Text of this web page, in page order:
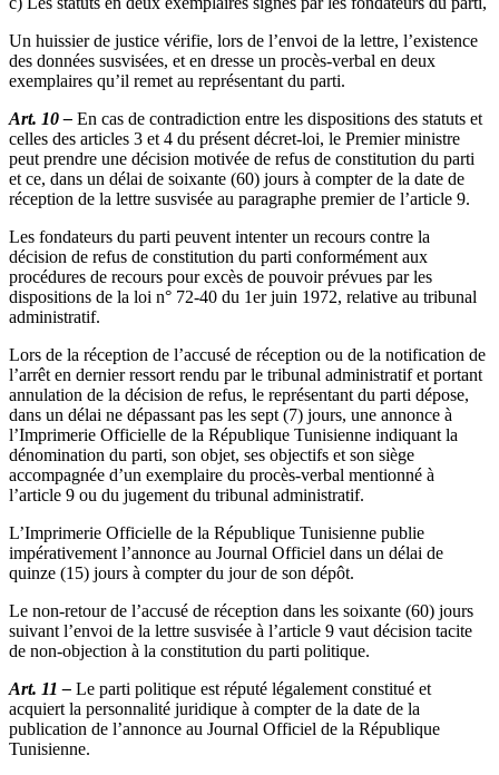
Un huissier de justice vérifie, lors de l’envoi de la lettre, l’existence
des données susvisées, et en dresse un procès-verbal en deux
exemplaires qu’il remet au représentant du parti.
Art. 10 – En cas de contradiction entre les dispositions des statuts et
celles des articles 3 et 4 du présent décret-loi, le Premier ministre
peut prendre une décision motivée de refus de constitution du parti
et ce, dans un délai de soixante (60) jours à compter de la date de
réception de la lettre susvisée au paragraphe premier de l’article 9.
Les fondateurs du parti peuvent intenter un recours contre la
décision de refus de constitution du parti conformément aux
procédures de recours pour excès de pouvoir prévues par les
dispositions de la loi n° 72-40 du 1er juin 1972, relative au tribunal
administratif.
Lors de la réception de l’accusé de réception ou de la notification de
l’arrêt en dernier ressort rendu par le tribunal administratif et portant
annulation de la décision de refus, le représentant du parti dépose,
dans un délai ne dépassant pas les sept (7) jours, une annonce à
l’Imprimerie Officielle de la République Tunisienne indiquant la
dénomination du parti, son objet, ses objectifs et son siège
accompagnée d’un exemplaire du procès-verbal mentionné à
l’article 9 ou du jugement du tribunal administratif.
L’Imprimerie Officielle de la République Tunisienne publie
impérativement l’annonce au Journal Officiel dans un délai de
quinze (15) jours à compter du jour de son dépôt.
Le non-retour de l’accusé de réception dans les soixante (60) jours
suivant l’envoi de la lettre susvisée à l’article 9 vaut décision tacite
de non-objection à la constitution du parti politique.
Art. 11 – Le parti politique est réputé légalement constitué et
acquiert la personnalité juridique à compter de la date de la
publication de l’annonce au Journal Officiel de la République
Tunisienne.